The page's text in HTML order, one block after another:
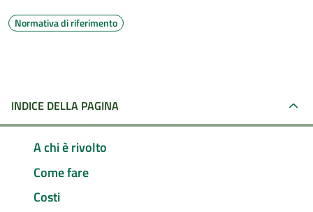
Normativa di riferimento
INDICE DELLA PAGINA
A chi è rivolto
Come fare
Costi